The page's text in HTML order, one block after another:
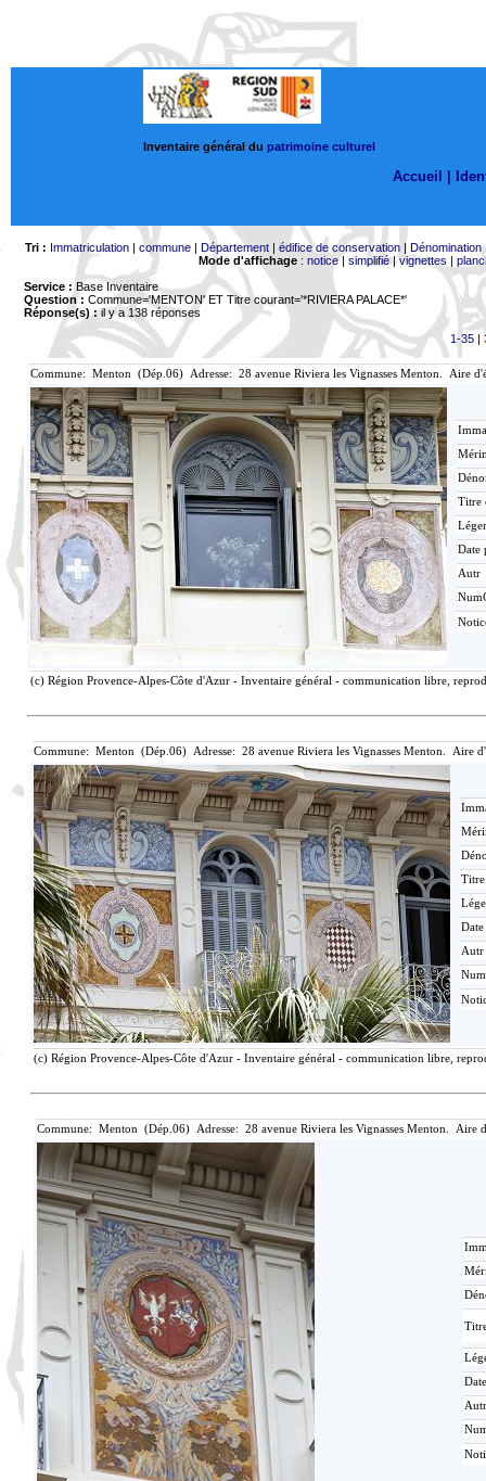
Inventaire général du patrimoine culturel
Accueil |
Tri : Immatriculation| commune| Département| édifice de conservation| Dénomination
Mode d'affichage: notice| simplifié|vignettes |
Service : Base Inventaire
Question : Commune='MENTON' ET Titre courant='*RIVIERA PALACE*'
Réponse(s) :il y a 138 réponses
1-35|
Commune: Menton (Dép.06) Adresse: 28 avenue Riviera les Vignasses Menton. Aire
Titre
Date
Autr
(c) Région Provence-Alpes-Côte d'Azur - Inventaire général - communication libre,
Commune: Menton (Dép.06) Adresse: 28 avenue Riviera les Vignasses Menton. Aire
Autr
(c) Région Provence-Alpes-Côte d'Azur - Inventaire général - communication libre,
Commune: Menton (Dép.06) Adresse: 28 avenue Riviera les Vignasses Menton. Aire
Autr